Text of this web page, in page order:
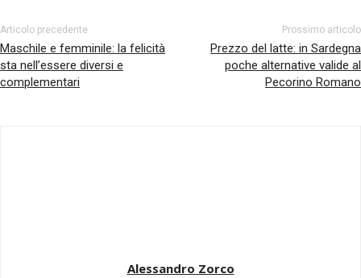
Articolo precedente
Maschile e femminile: la felicità
sta nell’essere diversi e
complementari
Prossimo articolo
Prezzo del latte: in Sardegna
poche alternative valide al
Pecorino Romano
Alessandro Zorco